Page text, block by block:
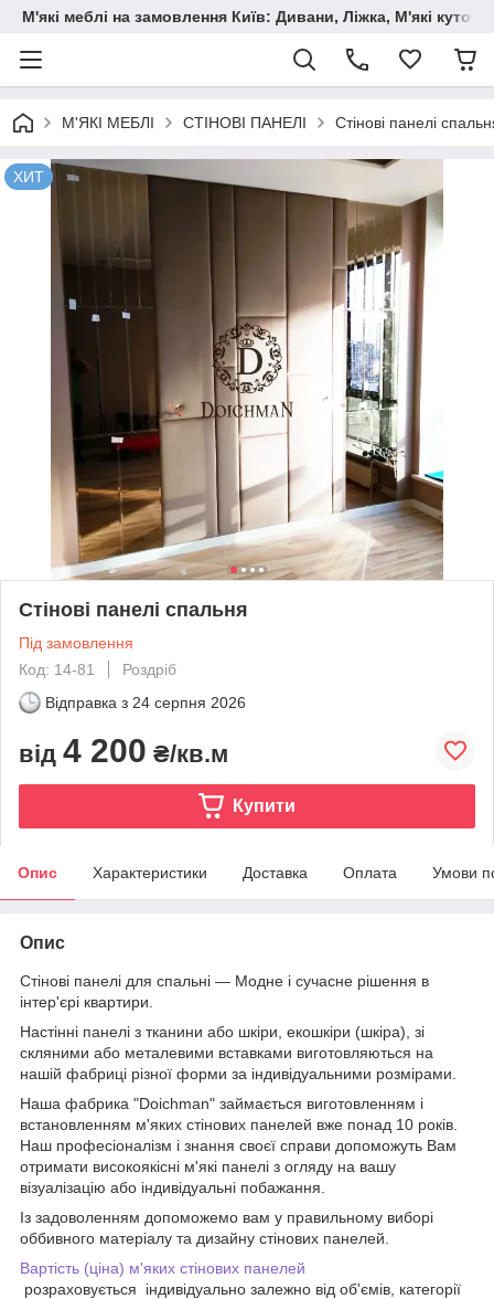
М'які меблі на замовлення Київ: Дивани, Ліжка, М'які
М'ЯКІ МЕБЛІ СТІНОВІ ПАНЕЛІ Стінові панелі
ХИТ
Стінові панелі спальня
Під замовлення
Код: 14-81
Роздріб
Відправка з 24 серпня 2026
від 4 200 ₴/кв.м
Купити
Опис Характеристики Доставка Оплата Умови
Опис
Стінові панелі для спальні — Модне і сучасне рішення в
інтер'єрі квартири.
Настінні панелі з тканини або шкіри, екошкіри (шкіра), зі
скляними або металевими вставками виготовляються на
нашій фабриці різної форми за індивідуальними розмірами.
Наша фабрика "Doichman" займається виготовленням і
встановленням м'яких стінових панелей вже понад 10 років.
Наш професіоналізм і знання своєї справи допоможуть Вам
отримати високоякісні м'які панелі з огляду на вашу
візуалізацію або індивідуальні побажання.
Із задоволенням допоможемо вам у правильному виборі
оббивного матеріалу та дизайну стінових панелей.
Вартість (ціна) м'яких стінових панелей
розраховується індивідуально залежно від об'ємів, категорії